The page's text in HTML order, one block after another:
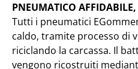
PNEUMATICO
Tutti i pneumatici
caldo, tramite processo di
riciclando la carcassa. Il
vengono ricostruiti